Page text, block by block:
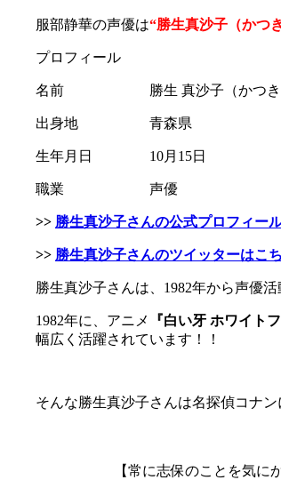
服部静華の声優は“勝生真沙子（かつ
プロフィール
名前 勝生 真沙子（かつき ま
出身地 青森県
生年月日 10月15日
職業 声優
>> 勝生真沙子さんの公式プロフィー
>> 勝生真沙子さんのツイッターはこ
勝生真沙子さんは、1982年から声優
1982年に、アニメ 『白い牙 ホワイト
幅広く活躍されています！！
そんな勝生真沙子さんは名探偵コナン
【常に志保のことを気に